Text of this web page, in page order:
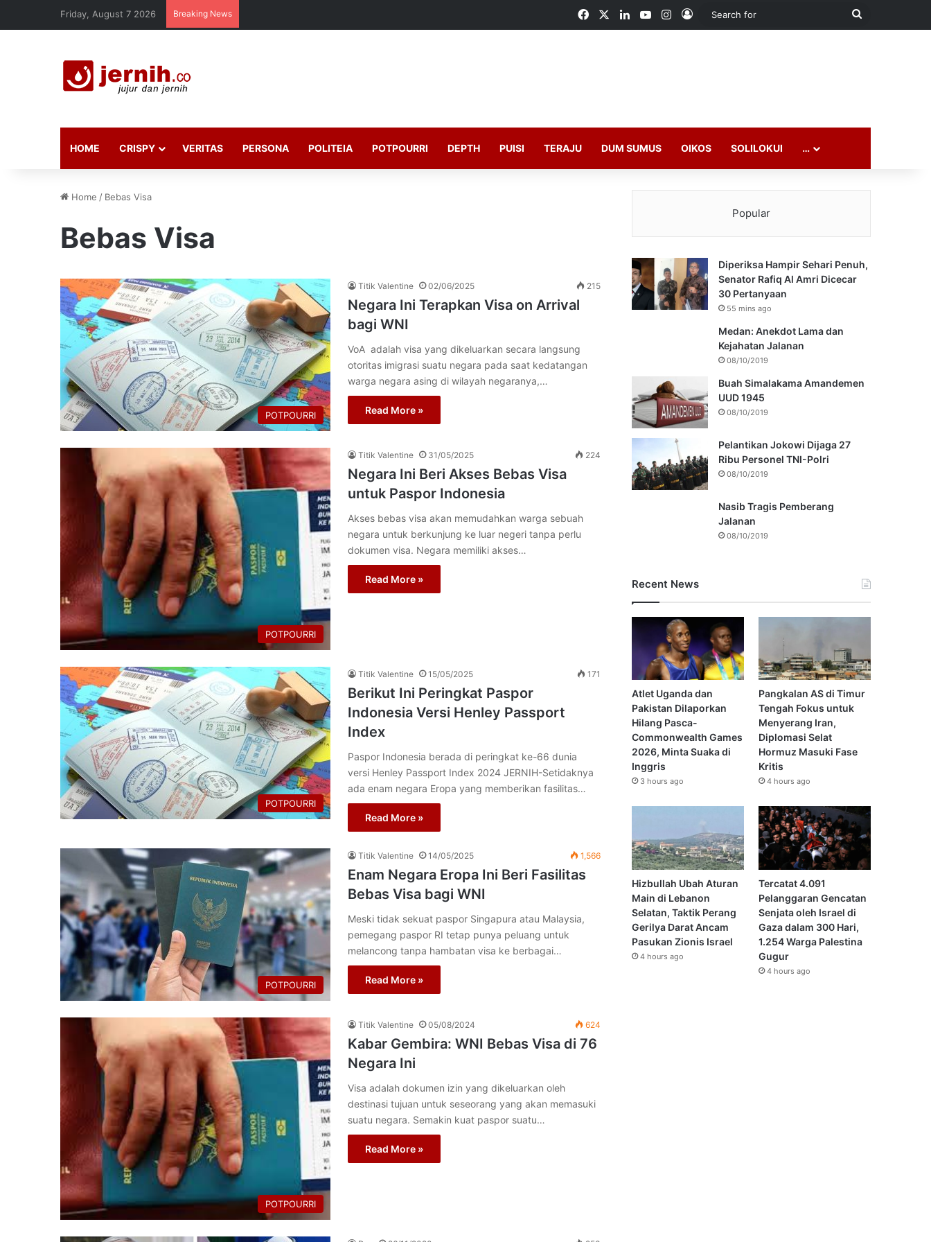
Friday, August 7 2026 Breaking News FacebookLinkedInYouTubeInstagram
Log In
Search
HOME CRISPY VERITAS PERSONA POLITEIA POTPOURRI DEPTH PUISI TERAJU DUM SUMUS OIKOS SOLILOKUI …
Home / Bebas Visa
Bebas Visa
POTPOURRI
Titik Valentine 02/06/2025 215
Negara Ini Terapkan Visa on Arrival
bagi WNI
VoA adalah visa yang dikeluarkan secara langsung
otoritas imigrasi suatu negara pada saat kedatangan
warga negara asing di wilayah negaranya,…
Read More »
POTPOURRI
Titik Valentine 31/05/2025 224
Negara Ini Beri Akses Bebas Visa
untuk Paspor Indonesia
Akses bebas visa akan memudahkan warga sebuah
negara untuk berkunjung ke luar negeri tanpa perlu
dokumen visa. Negara memiliki akses…
Read More »
POTPOURRI
Titik Valentine 15/05/2025 171
Berikut Ini Peringkat Paspor
Indonesia Versi Henley Passport
Index
Paspor Indonesia berada di peringkat ke-66 dunia
versi Henley Passport Index 2024 JERNIH-Setidaknya
ada enam negara Eropa yang memberikan fasilitas…
Read More »
POTPOURRI
Titik Valentine 14/05/2025 1,566
Enam Negara Eropa Ini Beri Fasilitas
Bebas Visa bagi WNI
Meski tidak sekuat paspor Singapura atau Malaysia,
pemegang paspor RI tetap punya peluang untuk
melancong tanpa hambatan visa ke berbagai…
Read More »
POTPOURRI
Titik Valentine 05/08/2024 624
Kabar Gembira: WNI Bebas Visa di 76
Negara Ini
Visa adalah dokumen izin yang dikeluarkan oleh
destinasi tujuan untuk seseorang yang akan memasuki
suatu negara. Semakin kuat paspor suatu…
Read More »
Popular
Diperiksa Hampir Sehari Penuh,
Senator Rafiq Al Amri Dicecar
30 Pertanyaan
55 mins ago
Medan: Anekdot Lama dan
Kejahatan Jalanan
08/10/2019
Buah Simalakama Amandemen
UUD 1945
08/10/2019
Pelantikan Jokowi Dijaga 27
Ribu Personel TNI-Polri
08/10/2019
Nasib Tragis Pemberang
Jalanan
08/10/2019
Recent News
Atlet Uganda dan
Pakistan Dilaporkan
Hilang Pasca-
Commonwealth Games
2026, Minta Suaka di
Inggris
3 hours ago
Pangkalan AS di Timur
Tengah Fokus untuk
Menyerang Iran,
Diplomasi Selat
Hormuz Masuki Fase
Kritis
4 hours ago
Hizbullah Ubah Aturan
Main di Lebanon
Selatan, Taktik Perang
Gerilya Darat Ancam
Pasukan Zionis Israel
4 hours ago
Tercatat 4.091
Pelanggaran Gencatan
Senjata oleh Israel di
Gaza dalam 300 Hari,
1.254 Warga Palestina
Gugur
4 hours ago